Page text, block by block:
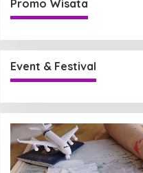
Promo Wisata
Event & Festival